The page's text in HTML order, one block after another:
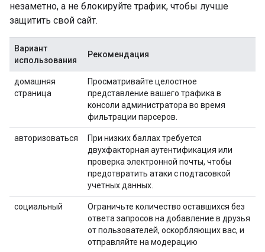
незаметно, а не блокируйте трафик, чтобы лучше
защитить свой сайт.
Вариант
использования
Рекомендация
домашняя
страница
Просматривайте целостное
представление вашего трафика в
консоли администратора во время
фильтрации парсеров.
авторизоваться
При низких баллах требуется
двухфакторная аутентификация или
проверка электронной почты, чтобы
предотвратить атаки с подтасовкой
учетных данных.
социальный
Ограничьте количество оставшихся без
ответа запросов на добавление в друзья
от пользователей, оскорбляющих вас, и
отправляйте на модерацию